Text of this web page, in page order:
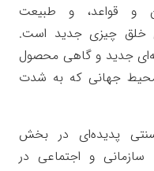
و قواعد، و طبیعت
خلق چیزی جدید است.
جدید و گاهی محصول
جهانی که به شدت
پدیده‌ای در بخش
و اجتماعی در